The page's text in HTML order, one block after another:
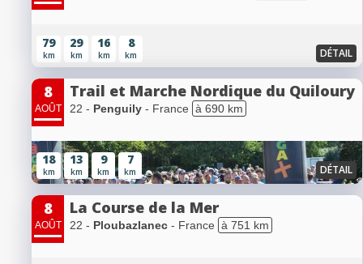
79
km
29
km
16
km
8
km DÉTAIL
8
AOÛT
Trail et Marche Nordique du Quiloury
22 - Penguily - France à 690 km
18
km
13
km
9
km
7
km DÉTAIL
8
AOÛT
La Course de la Mer
22 - Ploubazlanec - France à 751 km